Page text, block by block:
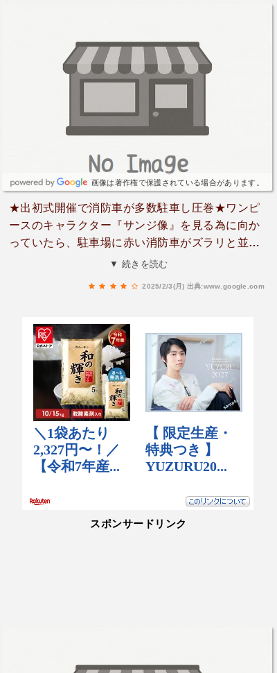
画像は著作権で保護されている場合があります。
★出初式開催で消防車が多数駐車し圧巻★ワンピ
ースのキャラクター『サンジ像』を見る為に向か
っていたら、駐車場に赤い消防車がズラリと並
び、出初式を開催中でした。出店も出ていて、賑
▼ 続きを読む
2025/2/3(月) 出典:www.google.com
スポンサードリンク